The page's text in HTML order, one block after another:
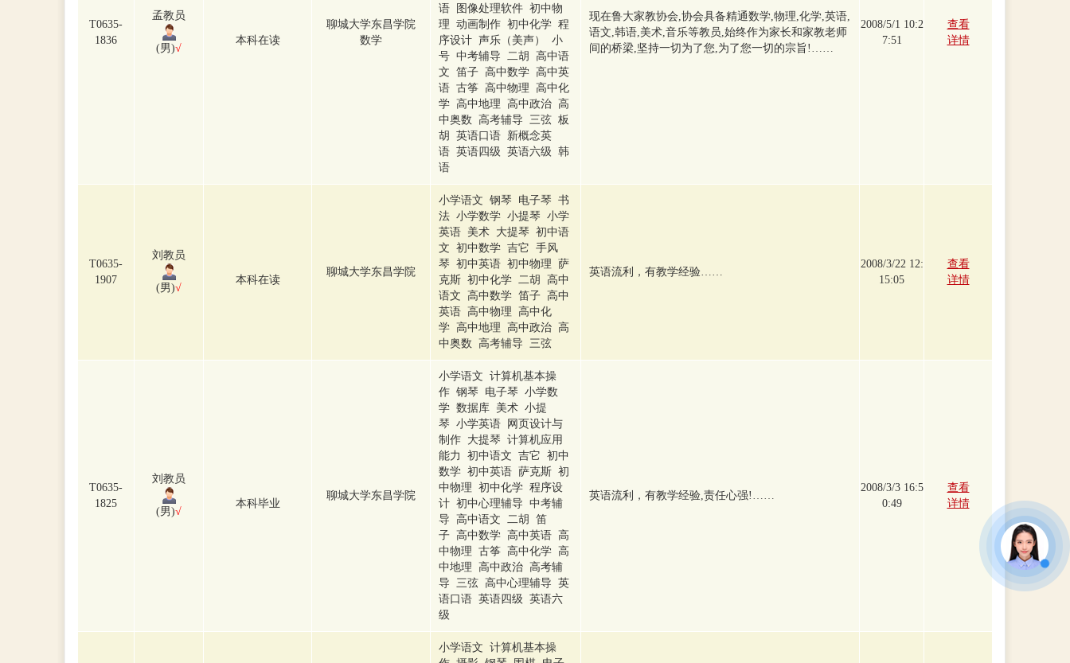
T0635-
1836
孟教员
(男)√
本科在读
聊城大学东昌学院
数学
语 图像处理软件 初中物
理 动画制作 初中化学 程
序设计 声乐（美声） 小
号 中考辅导 二胡 高中语
文 笛子 高中数学 高中英
语 古筝 高中物理 高中化
学 高中地理 高中政治 高
中奥数 高考辅导 三弦 板
胡 英语口语 新概念英
语 英语四级 英语六级 韩
语
现在鲁大家教协会,协会具备精通数学,物理,化学,英语,
语文,韩语,美术,音乐等教员,始终作为家长和家教老师
间的桥梁,坚持一切为了您,为了您一切的宗旨!……
2008/5/1 10:2
7:51
查看
详情
T0635-
1907
刘教员
(男)√
本科在读
聊城大学东昌学院
小学语文 钢琴 电子琴 书
法 小学数学 小提琴 小学
英语 美术 大提琴 初中语
文 初中数学 吉它 手风
琴 初中英语 初中物理 萨
克斯 初中化学 二胡 高中
语文 高中数学 笛子 高中
英语 高中物理 高中化
学 高中地理 高中政治 高
中奥数 高考辅导 三弦
英语流利，有教学经验……
2008/3/22 12:
15:05
查看
详情
T0635-
1825
刘教员
(男)√
本科毕业
聊城大学东昌学院
小学语文 计算机基本操
作 钢琴 电子琴 小学数
学 数据库 美术 小提
琴 小学英语 网页设计与
制作 大提琴 计算机应用
能力 初中语文 吉它 初中
数学 初中英语 萨克斯 初
中物理 初中化学 程序设
计 初中心理辅导 中考辅
导 高中语文 二胡 笛
子 高中数学 高中英语 高
中物理 古筝 高中化学 高
中地理 高中政治 高考辅
导 三弦 高中心理辅导 英
语口语 英语四级 英语六
级
英语流利，有教学经验,责任心强!……
2008/3/3 16:5
0:49
查看
详情
小学语文 计算机基本操